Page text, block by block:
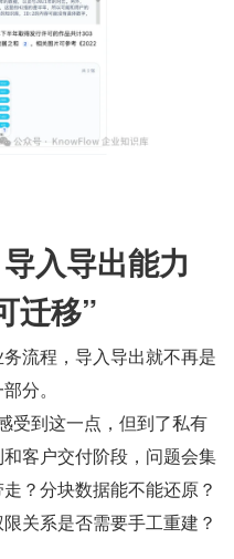
入导出能力
迁移”
流程，导入导出就不再是
分。
受到这一点，但到了私有
客户交付阶段，问题会集
？分块数据能不能还原？
关系是否需要手工重建？